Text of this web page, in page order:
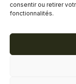
consentir ou retirer
fonctionnalités.
Vendredi
Dimanche